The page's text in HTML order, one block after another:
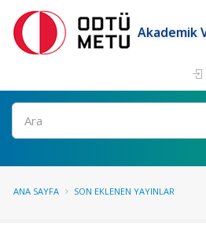
Akademik
Ara
ANA SAYFA SON EKLENEN YAYINLAR